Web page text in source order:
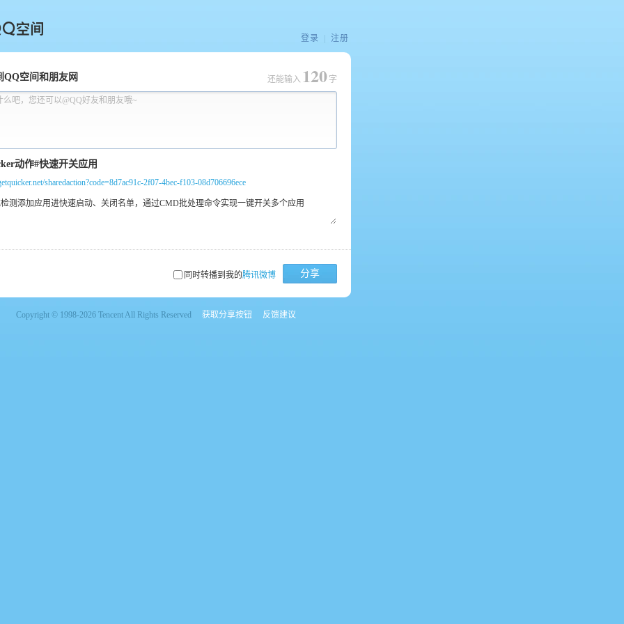
间
登录 注册
QQ空间和朋友网
么吧，您还可以@QQ好友和朋友哦~
还能输入 120 字
sharedaction?code=8d7ac91c-2f07-4bec-f103-08d706696ece
同时转播到我的腾讯微博 分享
Copyright © 1998-2026 Tencent All Rights Reserved 获取分享按钮 反馈建议